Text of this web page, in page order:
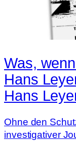
Was,
Hans
Hans
Ohne den
investigativer